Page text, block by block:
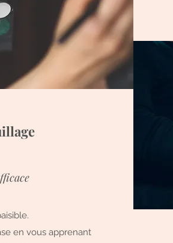
en vous apprenant